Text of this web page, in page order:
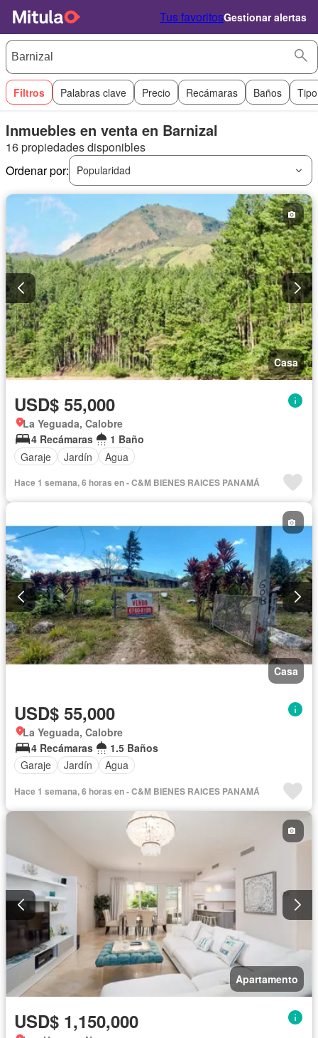
Tus favoritosGestionar alertas
Filtros Palabras clave Precio Recámaras Baños
Inmuebles en venta en Barnizal
16 propiedades disponibles
Ordenar por:
Popularidad
Casa
USD$ 55,000
La Yeguada, Calobre
4 Recámaras
1 Baño
Garaje
Jardín Agua
Hace 1 semana, 6 horas en - C&M BIENES RAICES PANAMÁ
Casa
USD$ 55,000
La Yeguada, Calobre
4 Recámaras
1.5 Baños
Garaje
Jardín Agua
Hace 1 semana, 6 horas en - C&M BIENES RAICES PANAMÁ
Apartamento
USD$ 1,150,000